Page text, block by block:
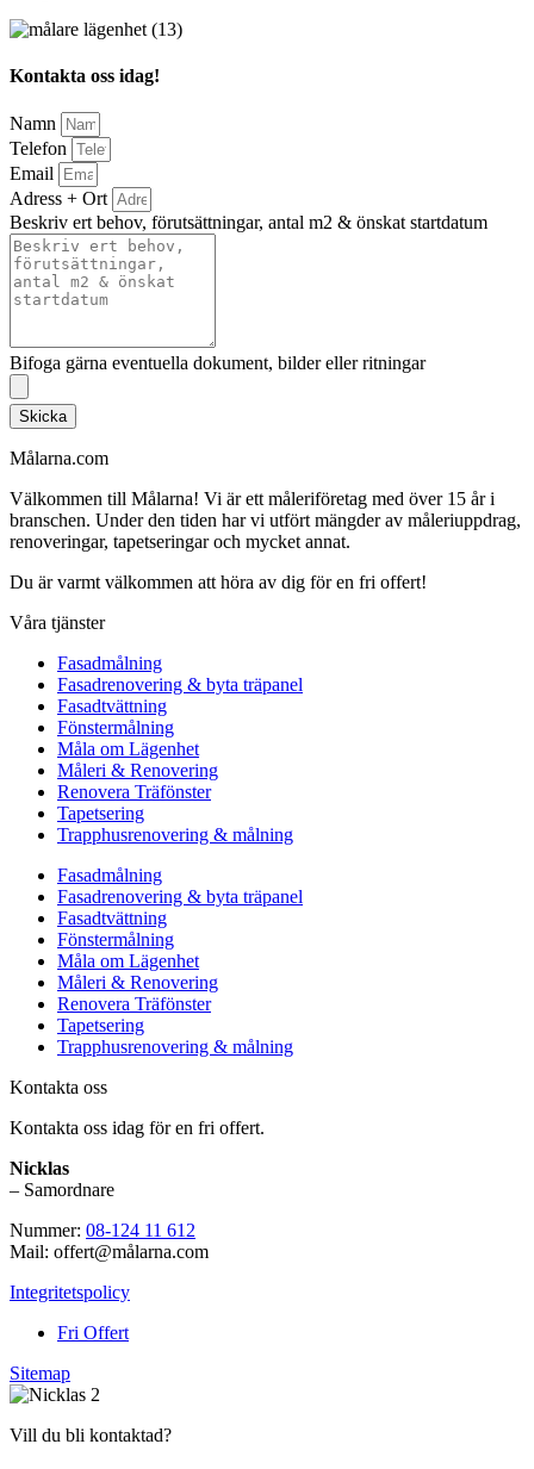
Kontakta oss idag!
Namn
Telefon
Email
Adress + Ort
Beskriv ert behov, förutsättningar, antal m2 & önskat startdatum
Bifoga gärna eventuella dokument, bilder eller ritningar
Skicka
Målarna.com
Välkommen till Målarna! Vi är ett måleriföretag med över 15 år i
branschen. Under den tiden har vi utfört mängder av måleriuppdrag,
renoveringar, tapetseringar och mycket annat.
Du är varmt välkommen att höra av dig för en fri offert!
Våra tjänster
Fasadmålning
Fasadrenovering & byta träpanel
Fasadtvättning
Fönstermålning
Måla om Lägenhet
Måleri & Renovering
Renovera Träfönster
Tapetsering
Trapphusrenovering & målning
Fasadmålning
Fasadrenovering & byta träpanel
Fasadtvättning
Fönstermålning
Måla om Lägenhet
Måleri & Renovering
Renovera Träfönster
Tapetsering
Trapphusrenovering & målning
Kontakta oss
Kontakta oss idag för en fri offert.
Nicklas
– Samordnare
Nummer: 08-124 11 612
Mail: offert@målarna.com
Integritetspolicy
Fri Offert
Sitemap
Vill du bli kontaktad?